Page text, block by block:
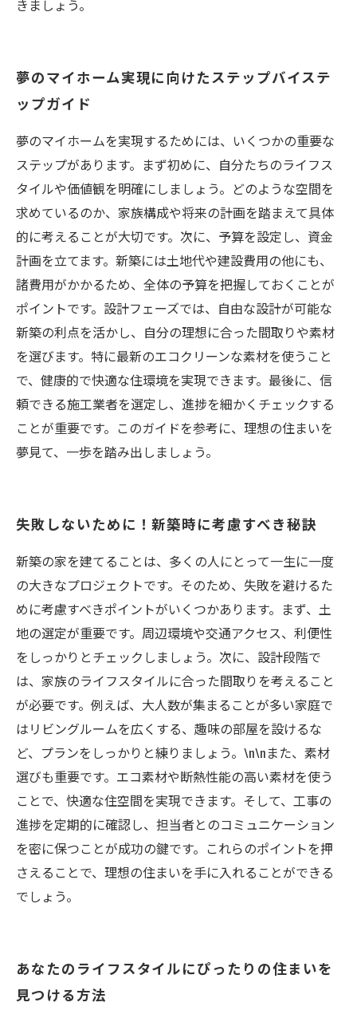
きましょう。
夢のマイホーム実現に向けたステップバイステ
ップガイド
夢のマイホームを実現するためには、いくつかの重要な
ステップがあります。まず初めに、自分たちのライフス
タイルや価値観を明確にしましょう。どのような空間を
求めているのか、家族構成や将来の計画を踏まえて具体
的に考えることが大切です。次に、予算を設定し、資金
計画を立てます。新築には土地代や建設費用の他にも、
諸費用がかかるため、全体の予算を把握しておくことが
ポイントです。設計フェーズでは、自由な設計が可能な
新築の利点を活かし、自分の理想に合った間取りや素材
を選びます。特に最新のエコクリーンな素材を使うこと
で、健康的で快適な住環境を実現できます。最後に、信
頼できる施工業者を選定し、進捗を細かくチェックする
ことが重要です。このガイドを参考に、理想の住まいを
夢見て、一歩を踏み出しましょう。
失敗しないために！新築時に考慮すべき秘訣
新築の家を建てることは、多くの人にとって一生に一度
の大きなプロジェクトです。そのため、失敗を避けるた
めに考慮すべきポイントがいくつかあります。まず、土
地の選定が重要です。周辺環境や交通アクセス、利便性
をしっかりとチェックしましょう。次に、設計段階で
は、家族のライフスタイルに合った間取りを考えること
が必要です。例えば、大人数が集まることが多い家庭で
はリビングルームを広くする、趣味の部屋を設けるな
ど、プランをしっかりと練りましょう。\n\nまた、素材
選びも重要です。エコ素材や断熱性能の高い素材を使う
ことで、快適な住空間を実現できます。そして、工事の
進捗を定期的に確認し、担当者とのコミュニケーション
を密に保つことが成功の鍵です。これらのポイントを押
さえることで、理想の住まいを手に入れることができる
でしょう。
あなたのライフスタイルにぴったりの住まいを
見つける方法